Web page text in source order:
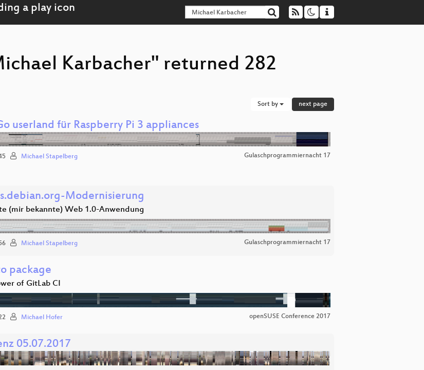
Karbacher" returned 282
Sort by next page
userland für Raspberry Pi 3 appliances
Michael Stapelberg Gulaschprogrammiernacht 17
Modernisierung
(mir bekannte) Web 1.0-Anwendung
Michael Stapelberg Gulaschprogrammiernacht 17
package
of GitLab CI
Michael Hofer openSUSE Conference 2017
05.07.2017